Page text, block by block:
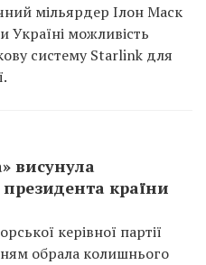
мільярдер Ілон Маск
Україні можливість
систему Starlink для
висунула
країни
керівної партії
обрала колишнього